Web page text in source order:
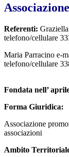
Referenti:
telefono/cellulare
Maria Parracino e-
telefono/cellulare
Fondata nell’
Forma Giuridica:
Associazione
associazioni
Ambito